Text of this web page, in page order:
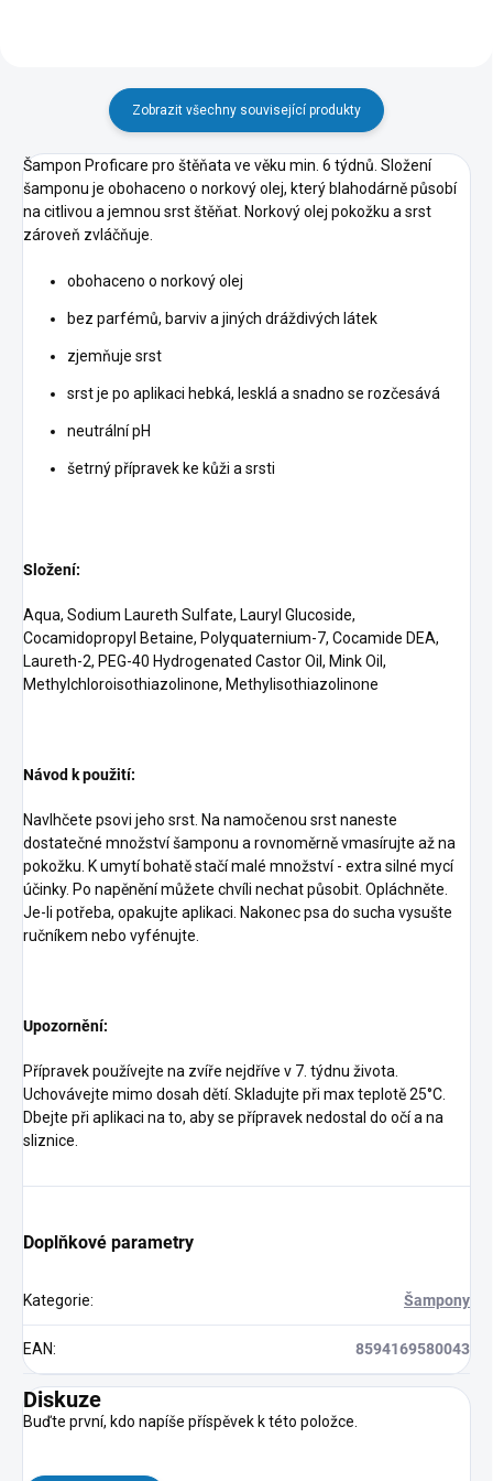
Zobrazit všechny související produkty
Šampon Proficare pro štěňata ve věku min. 6 týdnů. Složení
šamponu je obohaceno o norkový olej, který blahodárně působí
na citlivou a jemnou srst štěňat. Norkový olej pokožku a srst
zároveň zvláčňuje.
obohaceno o norkový olej
bez parfémů, barviv a jiných dráždivých látek
zjemňuje srst
srst je po aplikaci hebká, lesklá a snadno se rozčesává
neutrální pH
šetrný přípravek ke kůži a srsti
Složení:
Aqua, Sodium Laureth Sulfate, Lauryl Glucoside,
Cocamidopropyl Betaine, Polyquaternium-7, Cocamide DEA,
Laureth-2, PEG-40 Hydrogenated Castor Oil, Mink Oil,
Methylchloroisothiazolinone, Methylisothiazolinone
Návod k použití:
Navlhčete psovi jeho srst. Na namočenou srst naneste
dostatečné množství šamponu a rovnoměrně vmasírujte až na
pokožku. K umytí bohatě stačí malé množství - extra silné mycí
účinky. Po napěnění můžete chvíli nechat působit. Opláchněte.
Je-li potřeba, opakujte aplikaci. Nakonec psa do sucha vysušte
ručníkem nebo vyfénujte.
Upozornění:
Přípravek používejte na zvíře nejdříve v 7. týdnu života.
Uchovávejte mimo dosah dětí. Skladujte při max teplotě 25°C.
Dbejte při aplikaci na to, aby se přípravek nedostal do očí a na
sliznice.
Doplňkové parametry
Kategorie: Šampony
EAN: 8594169580043
Diskuze
Buďte první, kdo napíše příspěvek k této položce.